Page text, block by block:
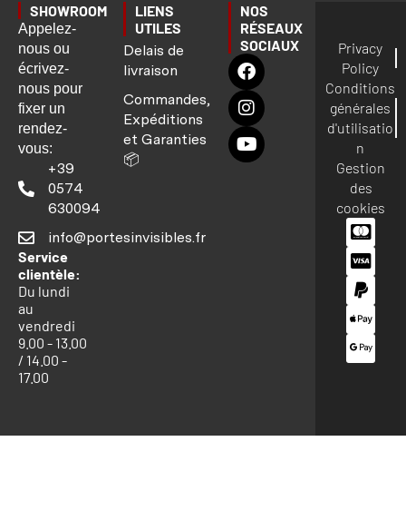
SHOWROOM
Appelez-
nous ou
écrivez-
nous pour
fixer un
rendez-
vous:
+39
0574
630094
info@portesinvisibles.fr
Service
clientèle:
Du lundi
au
vendredi
9.00 - 13.00
/ 14.00 -
17.00
LIENS
UTILES
Delais de
livraison
Commandes,
Expéditions
et Garanties
📦
NOS
RÉSEAUX
SOCIAUX
Privacy
Policy
Conditions
générales
d'utilisatio
n
Gestion
des
cookies